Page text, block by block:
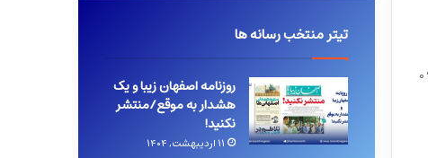
۰
تیتر منتخب رسانه ها
روزنامه اصفهان زیبا و یک
هشدار به موقع/منتشر
نکنید!
۱۱ اردیبهشت, ۱۴۰۴